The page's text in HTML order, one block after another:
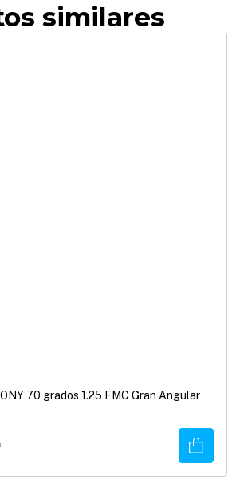
similares
70 grados 1.25 FMC Gran Angular
Comprar